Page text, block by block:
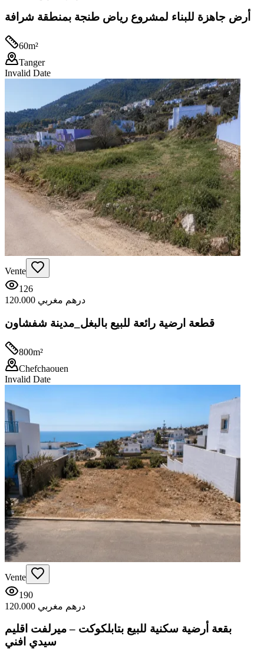
أرض جاهزة للبناء لمشروع رياض طنجة بمنطقة شرافة
60m²
Tanger
Invalid Date
Vente
126
120.000 درهم مغربي
قطعة ارضية رائعة للبيع بالبغل_مدينة شفشاون
800m²
Chefchaouen
Invalid Date
Vente
190
120.000 درهم مغربي
بقعة أرضية سكنية للبيع بتابلكوكت – ميرلفت اقليم
سيدي افني